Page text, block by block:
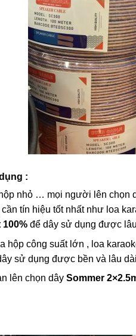
:
nhỏ … mọi người lên chọn
tín hiệu tốt nhất như loa
để dây sử dụng được
hộp công suất lớn , loa
sử dụng được bền và lâu
lên chọn dâySommer